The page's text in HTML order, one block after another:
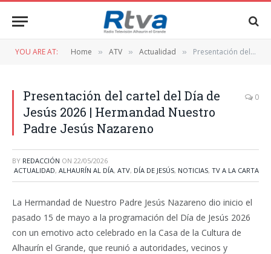
YOU ARE AT: Home » ATV » Actualidad » Presentación del cartel del Día de Jesús 2026 | Hermandad Nuestro Padre Jesús Nazareno
Presentación del cartel del Día de
Jesús 2026 | Hermandad Nuestro
Padre Jesús Nazareno
0
BY REDACCIÓN ON 22/05/2026
ACTUALIDAD, ALHAURÍN AL DÍA, ATV, DÍA DE JESÚS, NOTICIAS, TV A LA CARTA
La Hermandad de Nuestro Padre Jesús Nazareno dio inicio el
pasado 15 de mayo a la programación del Día de Jesús 2026
con un emotivo acto celebrado en la Casa de la Cultura de
Alhaurín el Grande, que reunió a autoridades, vecinos y